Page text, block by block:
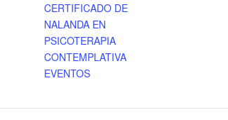
CERTIFICADO DE
NALANDA EN
PSICOTERAPIA
CONTEMPLATIVA
EVENTOS